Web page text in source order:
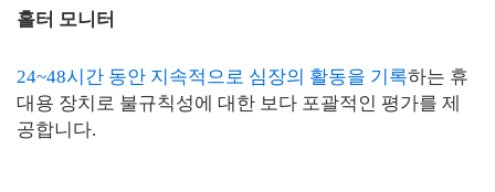
홀터 모니터
24~48시간 동안 지속적으로 심장의 활동을 기록하는 휴
대용 장치로 불규칙성에 대한 보다 포괄적인 평가를 제
공합니다.